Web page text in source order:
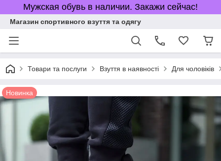
Мужская обувь в наличии. Закажи сейчас!
Магазин спортивного взуття та одягу
Товари та послуги Взуття в наявності Для чоловіків
Новинка